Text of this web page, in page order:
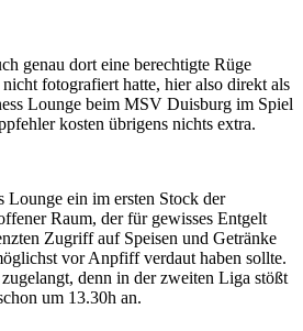
genau dort eine berechtigte Rüge
fotografiert hatte, hier also direkt als
Lounge beim MSV Duisburg im Spiel
kosten übrigens nichts extra.
Lounge ein im ersten Stock der
Raum, der für gewisses Entgelt
Zugriff auf Speisen und Getränke
vor Anpfiff verdaut haben sollte.
denn in der zweiten Liga stößt
um 13.30h an.